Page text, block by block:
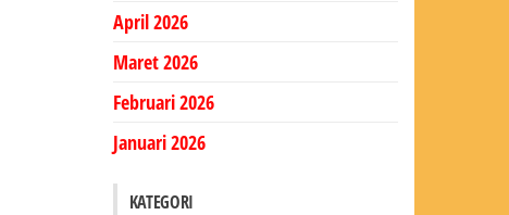
April 2026
Maret 2026
Februari 2026
Januari 2026
KATEGORI